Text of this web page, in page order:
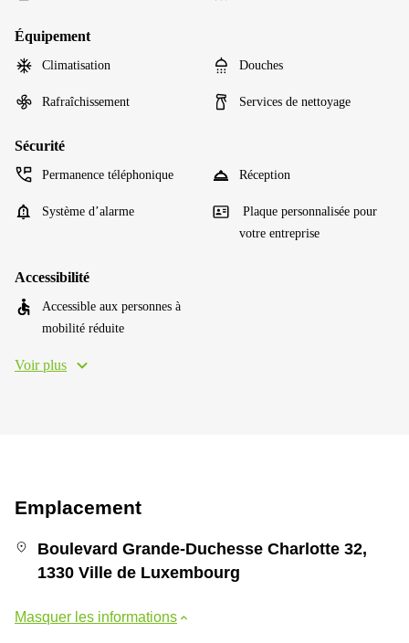
Équipement
Climatisation Douches
Rafraîchissement Services de nettoyage
Sécurité
Permanence téléphonique Réception
Système d’alarme
Plaque personnalisée pour
votre entreprise
Accessibilité
Accessible aux personnes à
mobilité réduite
Voir plus
Emplacement
Boulevard Grande-Duchesse Charlotte 32,
1330 Ville de Luxembourg
Masquer les informations